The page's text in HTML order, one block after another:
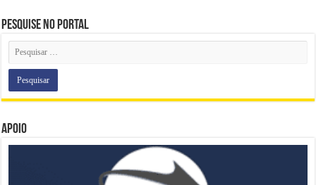
Pesquise no portal
Apoio